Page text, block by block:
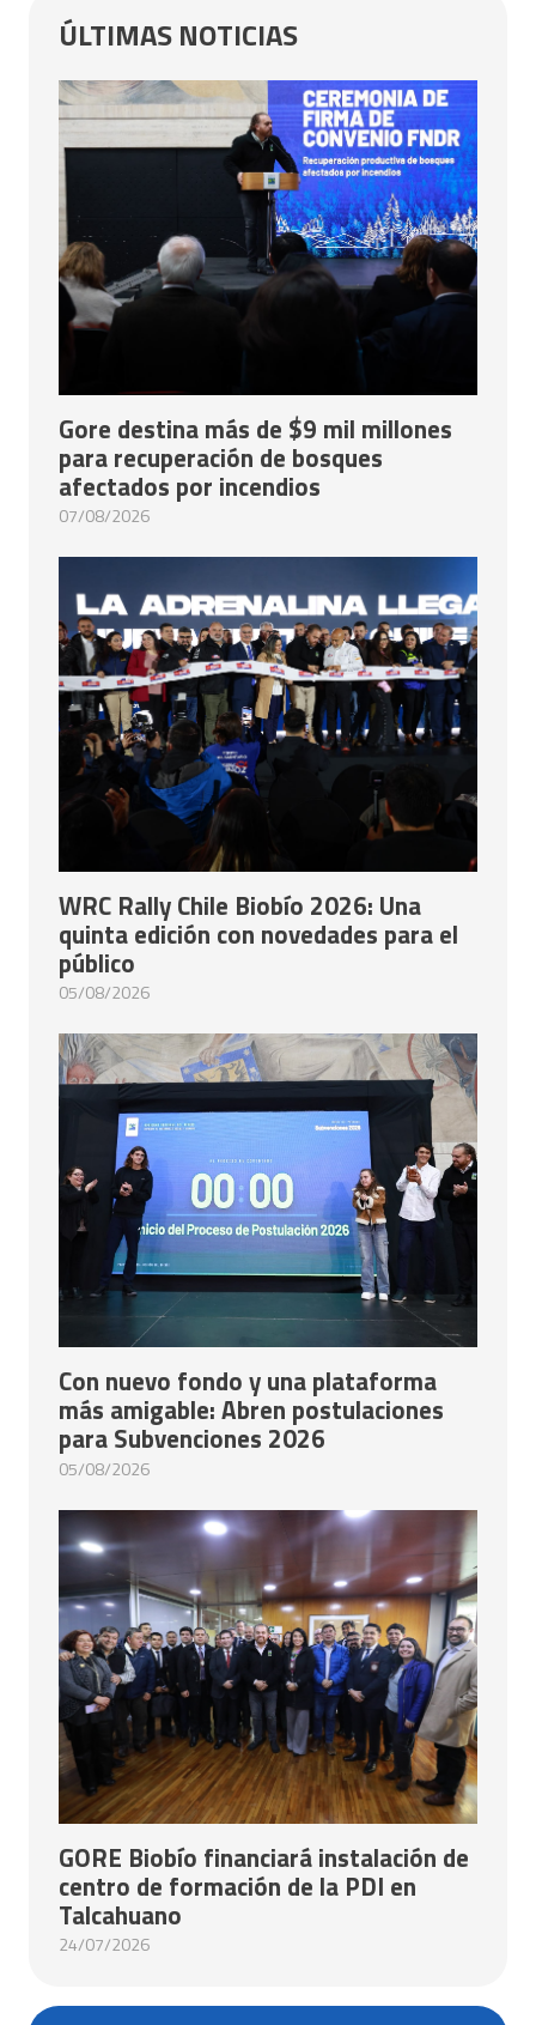
ÚLTIMAS NOTICIAS
Gore destina más de $9 mil millones
para recuperación de bosques
afectados por incendios
07/08/2026
WRC Rally Chile Biobío 2026: Una
quinta edición con novedades para el
público
05/08/2026
Con nuevo fondo y una plataforma
más amigable: Abren postulaciones
para Subvenciones 2026
05/08/2026
GORE Biobío financiará instalación de
centro de formación de la PDI en
Talcahuano
24/07/2026